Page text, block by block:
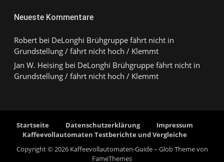
Neueste Kommentare
Robertbei DeLonghi Brühgruppe fährt nicht in
Grundstellung / fährt nicht hoch / Klemmt
Jan W. Heisingbei DeLonghi Brühgruppe fährt nicht in
Grundstellung / fährt nicht hoch / Klemmt
Startseite Datenschutzerklärung
Impressum
Kaffeevollautomaten Testberichte und Vergleiche
Copyright © 2026 Kaffeevollautomaten-Guide– Glob Theme von
FameThemes